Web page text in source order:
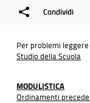
Condividi
Per problemi
Studio della Scuola
MODULISTICA
Ordinamenti